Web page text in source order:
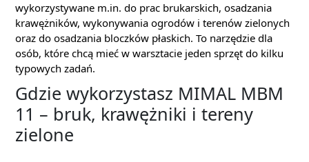
wykorzystywane m.in. do prac brukarskich, osadzania
krawężników, wykonywania ogrodów i terenów zielonych
oraz do osadzania bloczków płaskich. To narzędzie dla
osób, które chcą mieć w warsztacie jeden sprzęt do kilku
typowych zadań.
Gdzie wykorzystasz MIMAL MBM
11 – bruk, krawężniki i tereny
zielone